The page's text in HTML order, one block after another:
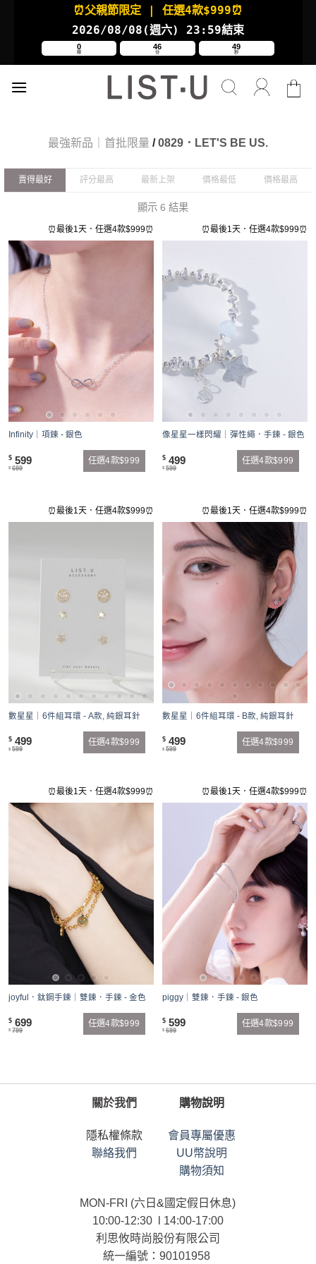
⏰父親節限定 | 任選4款$999⏰
2026/08/08(週六) 23:59結束
0
時
46
分
49
秒
最強新品｜首批限量 /0829．LET'S BE US.
賣得最好 評分最高 最新上架 價格最低 價格最高
顯示 6 結果
⏰最後1天．任選4款$999⏰
Infinity｜項鍊 - 銀色
$ 599
$ 699
任選4款$999
⏰最後1天．任選4款$999⏰
像星星一樣閃耀｜彈性繩．手鍊 - 銀色
$ 499
$ 599
任選4款$999
⏰最後1天．任選4款$999⏰
數星星｜6件組耳環 - A款, 純銀耳針
$ 499
$ 599
任選4款$999
⏰最後1天．任選4款$999⏰
數星星｜6件組耳環 - B款, 純銀耳針
$ 499
$ 599
任選4款$999
⏰最後1天．任選4款$999⏰
joyful．鈦鋼手鍊｜雙鍊．手鍊 - 金色
$ 699
$ 799
任選4款$999
⏰最後1天．任選4款$999⏰
piggy｜雙鍊．手鍊 - 銀色
$ 599
$ 699
任選4款$999
關於我們
隱私權條款
聯絡我們
購物說明
會員專屬優惠
UU幣說明
購物須知
MON-FRI (六日&國定假日休息)
10:00-12:30 l 14:00-17:00
利思攸時尚股份有限公司
統一編號：90101958